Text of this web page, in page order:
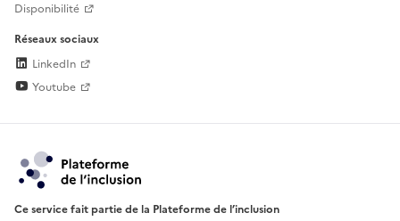
Disponibilité
Réseaux sociaux
LinkedIn
Youtube
Ce service fait partie de la Plateforme de l’inclusion